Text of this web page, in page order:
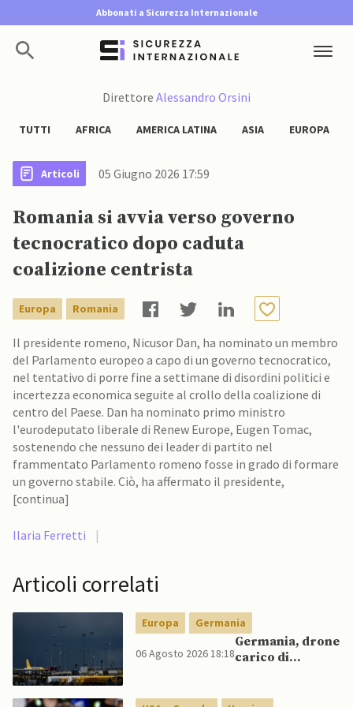
Abbonati a Sicurezza Internazionale
Direttore Alessandro Orsini
TUTTI AFRICA AMERICA LATINA ASIA EUROPA
Articoli 05 Giugno 2026 17:59
Romania si avvia verso governo
tecnocratico dopo caduta
coalizione centrista
Europa Romania
Il presidente romeno, Nicusor Dan, ha nominato un membro
del Parlamento europeo a capo di un governo tecnocratico,
nel tentativo di porre fine a settimane di disordini politici e
incertezza economica seguite al crollo della coalizione di
centro del Paese. Dan ha nominato primo ministro
l'eurodeputato liberale di Renew Europe, Eugen Tomac,
sostenendo che nessuno dei leader di partito nel
frammentato Parlamento romeno fosse in grado di formare
un governo stabile. Ciò, ha affermato il presidente,
[continua]
Ilaria Ferretti |
Articoli correlati
Europa Germania
06 Agosto 2026 18:18
Germania, drone
carico di